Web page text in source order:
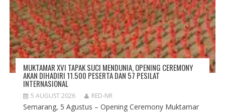
MUKTAMAR XVI TAPAK SUCI MENDUNIA, OPENING CEREMONY
AKAN DIHADIRI 11.500 PESERTA DAN 57 PESILAT
INTERNASIONAL
5 AUGUST 2026 RED-NR
Semarang, 5 Agustus – Opening Ceremony Muktamar